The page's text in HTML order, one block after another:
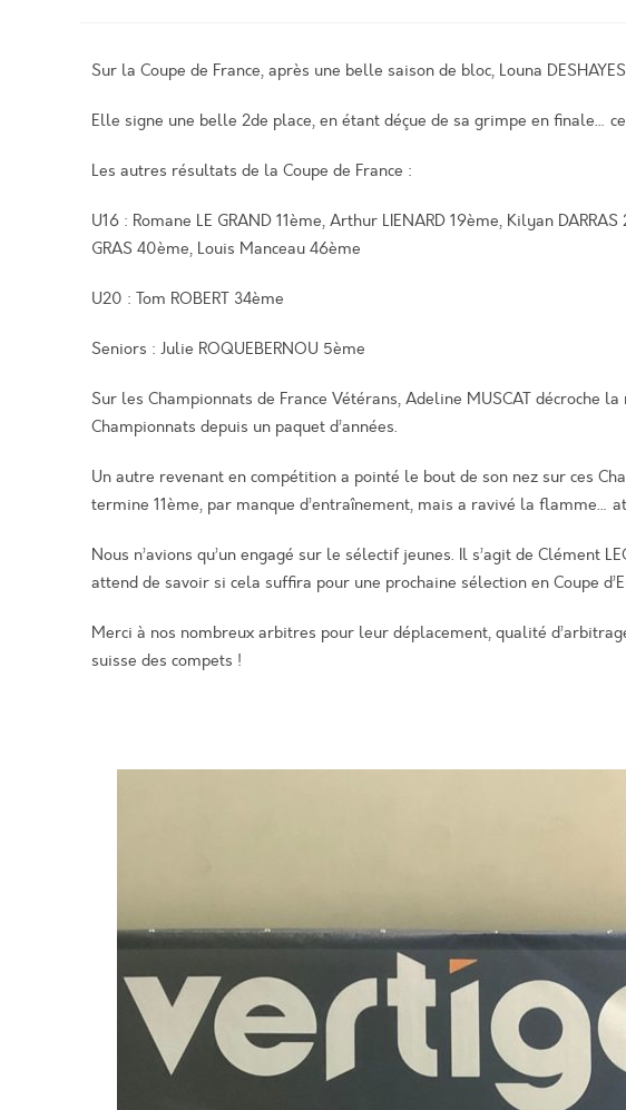
Sur la Coupe de France, après une belle saison de bloc, Louna
Elle signe une belle 2de place, en étant déçue de sa grimpe en finale…
Les autres résultats de la Coupe de France :
U16 : Romane LE GRAND 11ème, Arthur LIENARD 19ème, Kilyan
GRAS 40ème, Louis Manceau 46ème
U20 : Tom ROBERT 34ème
Seniors : Julie ROQUEBERNOU 5ème
Sur les Championnats de France Vétérans, Adeline MUSCAT décroche
Championnats depuis un paquet d’années.
Un autre revenant en compétition a pointé le bout de son nez sur ces
termine 11ème, par manque d’entraînement, mais a ravivé la flamme…
Nous n’avions qu’un engagé sur le sélectif jeunes. Il s’agit de Clément
attend de savoir si cela suffira pour une prochaine sélection en Coupe
Merci à nos nombreux arbitres pour leur déplacement, qualité
suisse des compets !